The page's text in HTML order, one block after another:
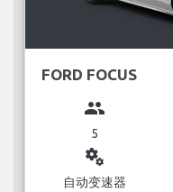
FORD FOCUS
group
5
miscellaneous_services
自动变速器